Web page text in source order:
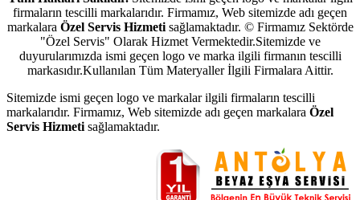
firmaların tescilli markalarıdır. Firmamız, Web sitemizde adı geçen
markalara Özel Servis Hizmetisağlamaktadır. © Firmamız Sektörde
"Özel Servis" Olarak Hizmet Vermektedir.Sitemizde ve
duyurularımızda ismi geçen logo ve marka ilgili firmanın tescilli
markasıdır.Kullanılan Tüm Materyaller İlgili Firmalara Aittir.
Sitemizde ismi geçen logo ve markalar ilgili firmaların tescilli
markalarıdır. Firmamız, Web sitemizde adı geçen markalara Özel
Servis Hizmeti sağlamaktadır.